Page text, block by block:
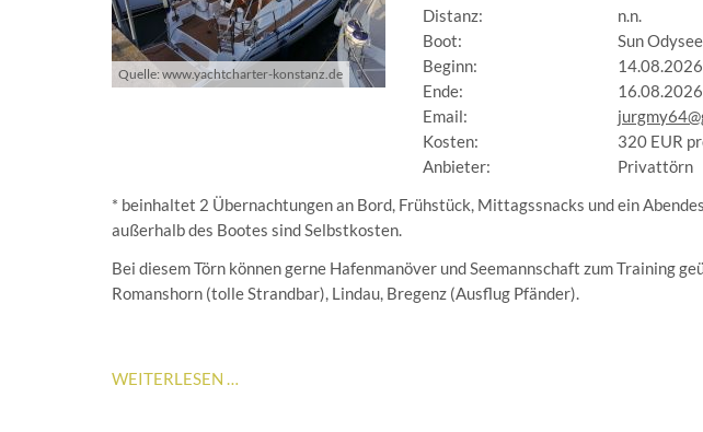
Quelle: www.yachtcharter-konstanz.de
Distanz:
n.n.
Boot:
Sun
Beginn:
14.08.2026
Ende:
16.08.2026
Email:
Kosten:
320 EUR
Anbieter:
Privattörn
* beinhaltet 2 Übernachtungen an Bord, Frühstück, Mittagssnacks und ein
außerhalb des Bootes sind Selbstkosten.
Bei diesem Törn können gerne Hafenmanöver und Seemannschaft zum Training
Romanshorn (tolle Strandbar), Lindau, Bregenz (Ausflug Pfänder).
WEITERLESEN …